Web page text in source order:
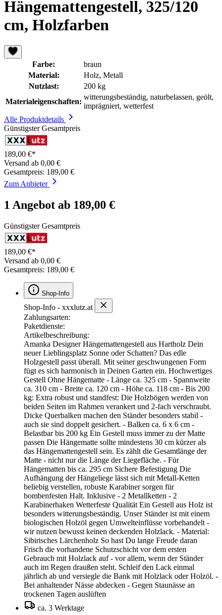
Hängemattengestell, 325/120
cm, Holzfarben
Farbe:
braun
Material:
Holz, Metall
Nutzlast:
200 kg
Materialeigenschaften:
witterungsbeständig, naturbelassen, geölt,
imprägniert, wetterfest
Alle Produktdetails
Günstigster Gesamtpreis
189,00 €*
Versand ab 0,00 €
Gesamtpreis: 189,00 €
Zum Anbieter
1 Angebot ab 189,00 €
Günstigster Gesamtpreis
189,00 €*
Versand ab 0,00 €
Gesamtpreis: 189,00 €
Shop-Info
Shop-Info - xxxlutz.at
Zahlungsarten:
Paketdienste:
Artikelbeschreibung:
Amanka Designer Hängemattengestell aus Hartholz Dein
neuer Lieblingsplatz Sonne oder Schatten? Das edle
Holzgestell passt überall. Mit seiner geschwungenen Form
fügt es sich harmonisch in Deinen Garten ein. Hochwertiges
Gestell Ohne Hängematte - Länge ca. 325 cm - Spannweite
ca. 310 cm - Breite ca. 120 cm - Höhe ca. 118 cm - Bis 200
kg: Extra robust und standfest: Die Holzbögen werden von
beiden Seiten im Rahmen verankert und 2-fach verschraubt.
Dicke Querbalken machen den Ständer besonders stabil -
auch sie sind doppelt gesichert. - Balken ca. 6 x 6 cm -
Belastbar bis 200 kg Ein Gestell muss immer zu der Matte
passen Die Hängematte sollte mindestens 30 cm kürzer als
das Hängemattengestell sein. Es zählt die Gesamtlänge der
Matte - nicht nur die Länge der Liegefläche. - Für
Hängematten bis ca. 295 cm Sichere Befestigung Die
Aufhängung der Hängeliege lässt sich mit Metall-Ketten
beliebig verstellen, robuste Karabiner sorgen für
bombenfesten Halt. Inklusive - 2 Metallketten - 2
Karabinerhaken Wetterfeste Qualität Ein Gestell aus Holz ist
besonders witterungsbeständig. Unser Ständer ist mit einem
biologischen Holzöl gegen Umwelteinflüsse vorbehandelt -
wir nutzen bewusst keinen deckenden Holzlack. - Material:
Sibirisches Lärchenholz So hast Du lange Freude daran
Frisch die vorhandene Schutzschicht vor dem ersten
Gebrauch mit Holzlack auf - vor allem, wenn der Ständer
auch im Regen draußen steht. Schleif den Lack einmal
jährlich ab und versiegle die Bank mit Holzlack oder Holzöl. -
Bei anhaltender Nässe abdecken - Gegen Staunässe an
trockenen Tagen auslüften
ca. 3 Werktage